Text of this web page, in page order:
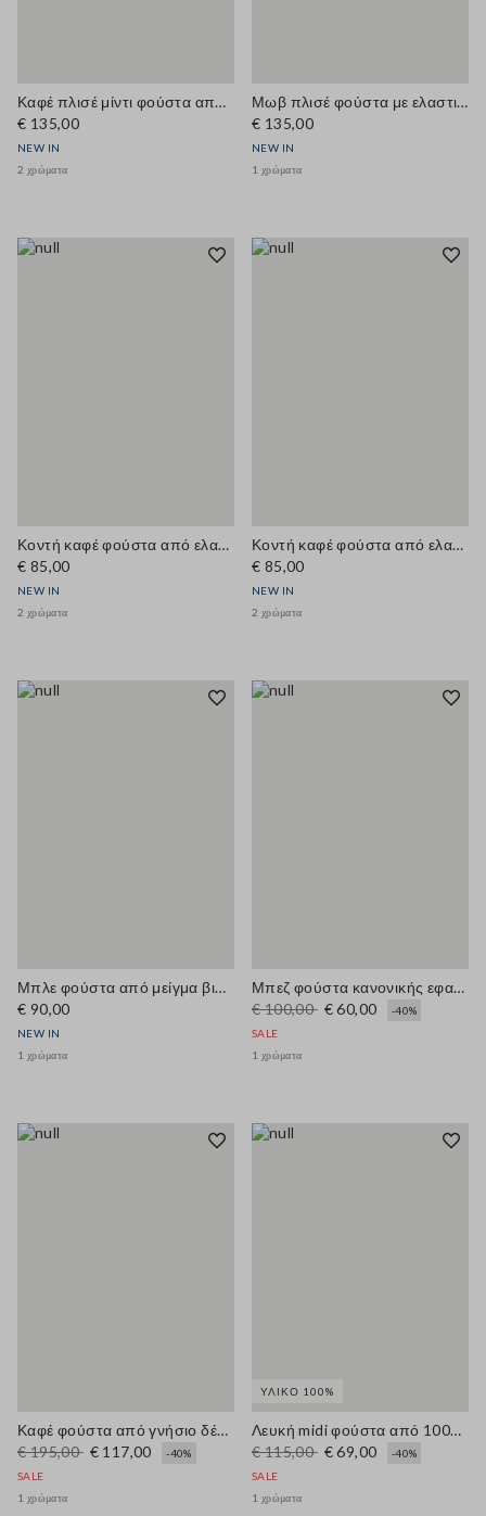
Καφέ πλισέ μίντι φούστα από μίγμα lyocell
€ 135,00
NEW IN
2 χρώματα
Μωβ πλισέ φούστα με ελαστική μέση
€ 135,00
NEW IN
1 χρώματα
Κοντή καφέ φούστα από ελαστική βισκόζη με τσέπες
€ 85,00
NEW IN
2 χρώματα
Κοντή καφέ φούστα από ελαστική βισκόζη με τσέπες
€ 85,00
NEW IN
2 χρώματα
Μπλε φούστα από μείγμα βισκόζης με ελαστική μέση
€ 90,00
NEW IN
1 χρώματα
Μπεζ φούστα κανονικής εφαρμογής με ελαστική ζώνη
€ 100,00 € 60,00
-40%
SALE
1 χρώματα
Καφέ φούστα από γνήσιο δέρμα, κανονική εφαρμογή
€ 195,00 € 117,00
-40%
SALE
1 χρώματα
ΥΛΙΚΌ 100%
Λευκή midi φούστα από 100% βαμβάκι με διάτρητο κέντημα
€ 115,00 € 69,00
-40%
SALE
1 χρώματα